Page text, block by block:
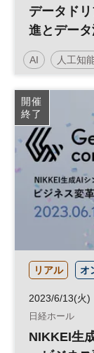
データド
進とデー
は～
AI 人工知
日経オンライ
開催
終了
リアル オ
2023/6/13(火)
日経ホール
NIKKEI生